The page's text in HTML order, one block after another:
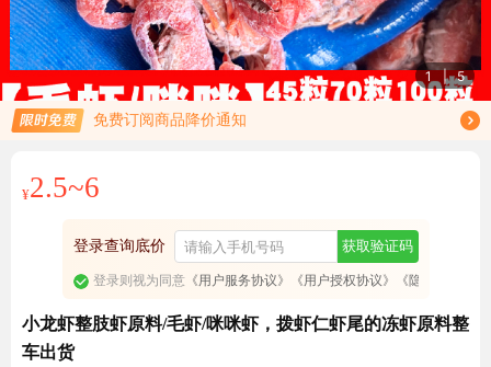
1 | 5
限时免费订阅小龙虾行情趋势
免费订阅商品降价通知
¥2.5~6
登录查询底价 获取验证码
登录则视为同意《用户服务协议》 《用户授权协议》 《隐私政策》
小龙虾整肢虾原料/毛虾/咪咪虾，拨虾仁虾尾的冻虾原料整
车出货